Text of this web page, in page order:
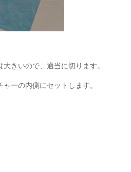
きいので、適当に切ります。
ーの内側にセットします。